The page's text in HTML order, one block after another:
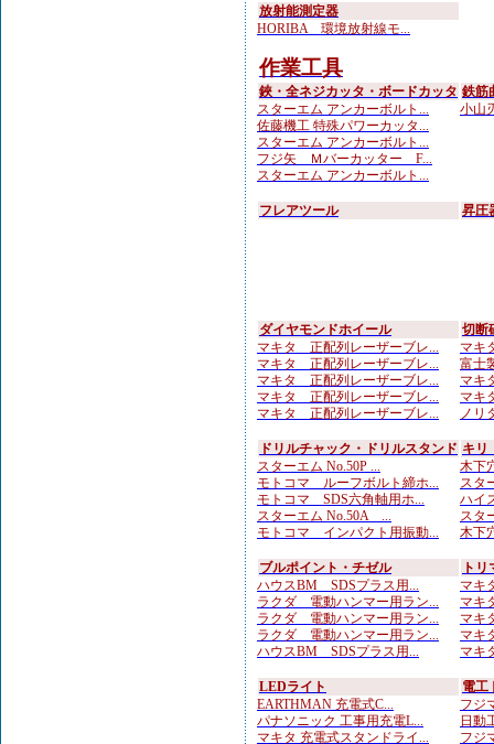
放射能測定器
HORIBA 環境放射線モ...
作業工具
鋏・全ネジカッタ・ボードカッタ
スターエム アンカーボルト...
佐藤機工 特殊パワーカッタ...
スターエム アンカーボルト...
フジ矢 Ｍバーカッター F...
スターエム アンカーボルト...
鉄筋
小山
フレアツール 昇圧
ダイヤモンドホイール
マキタ 正配列レーザーブレ...
マキタ 正配列レーザーブレ...
マキタ 正配列レーザーブレ...
マキタ 正配列レーザーブレ...
マキタ 正配列レーザーブレ...
切断
マキ
富士
マキ
マキ
ノリ
ドリルチャック・ドリルスタンド
スターエム No.50P ...
モトコマ ルーフボルト締ホ...
モトコマ SDS六角軸用ホ...
スターエム No.50A ...
モトコマ インパクト用振動...
キリ
木下
スタ
ハイ
スタ
木下
ブルポイント・チゼル
ハウスBM SDSプラス用...
ラクダ 電動ハンマー用ラン...
ラクダ 電動ハンマー用ラン...
ラクダ 電動ハンマー用ラン...
ハウスBM SDSプラス用...
ト
マキ
マキ
マキ
マキ
マキ
LEDライト
EARTHMAN 充電式C...
パナソニック 工事用充電L...
マキタ 充電式スタンドライ...
電工
フジ
日動
フジ